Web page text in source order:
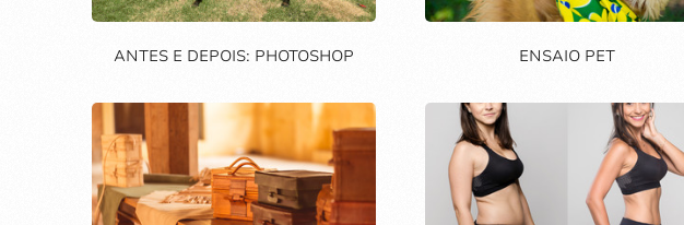
ANTES E DEPOIS: PHOTOSHOP ENSAIO PET